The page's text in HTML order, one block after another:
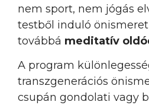
nem sport, nem jógás
testből induló
továbbá meditatív
A program
transzgenerációs
csupán gondolati vagy